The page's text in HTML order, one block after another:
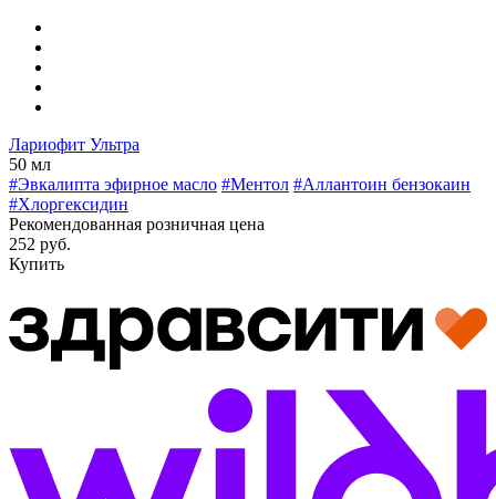
Лариофит Ультра
50 мл
#Эвкалипта эфирное масло #Ментол #Аллантоин бензокаин
#Хлоргексидин
Рекомендованная розничная цена
252 руб.
Купить